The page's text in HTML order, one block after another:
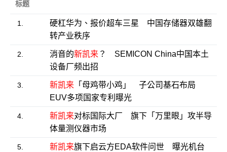
标题
1.
硬杠华为、报价超车三星 中国存储器双雄翻
转产业秩序
2. 消音的新凯来？ SEMICON China中国本土
设备厂频出招
3. 新凯来「母鸡带小鸡」 子公司基石布局
EUV多项国家专利曝光
4. 新凯来对标国际大厂 旗下「万里眼」攻半导
体量测仪器市场
5. 新凯来旗下启云方EDA软件问世 曝光机台